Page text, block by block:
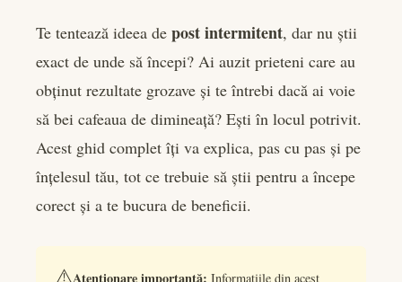
Te tentează ideea de post intermitent, dar nu știi
exact de unde să începi? Ai auzit prieteni care au
obținut rezultate grozave și te întrebi dacă ai voie
să bei cafeaua de dimineață? Ești în locul potrivit.
Acest ghid complet îți va explica, pas cu pas și pe
înțelesul tău, tot ce trebuie să știi pentru a începe
corect și a te bucura de beneficii.
⚠️Atenționare importantă: Informațiile din acest